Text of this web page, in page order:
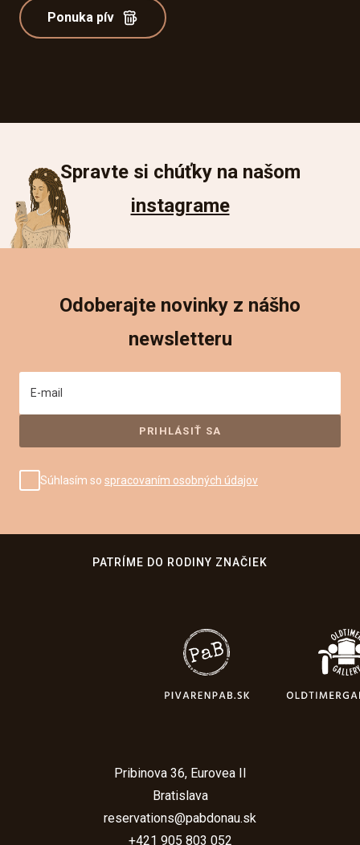
Ponuka pív
Spravte si chúťky na našom
instagrame
Odoberajte novinky z nášho
newsletteru
E-mail
Súhlasím so spracovaním osobných údajov
PATRÍME DO RODINY ZNAČIEK
Pribinova 36, Eurovea II
Bratislava
reservations@pabdonau.sk
+421 905 803 052